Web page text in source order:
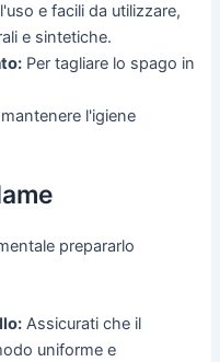
e facili da utilizzare,
e sintetiche.
Per tagliare lo spago in
l'igiene
prepararlo
Assicurati che il
uniforme e